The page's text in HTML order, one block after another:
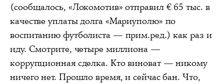
(сообщалось, «Локомотив» отправил € 65 тыс. в
качестве уплаты долга «Мариуполю» по
воспитанию футболиста — прим.ред.) как раз и
иду. Смотрите, четыре миллиона —
коррупционная сделка. Кто виноват — никому
ничего нет. Прошло время, и сейчас бан. Что,